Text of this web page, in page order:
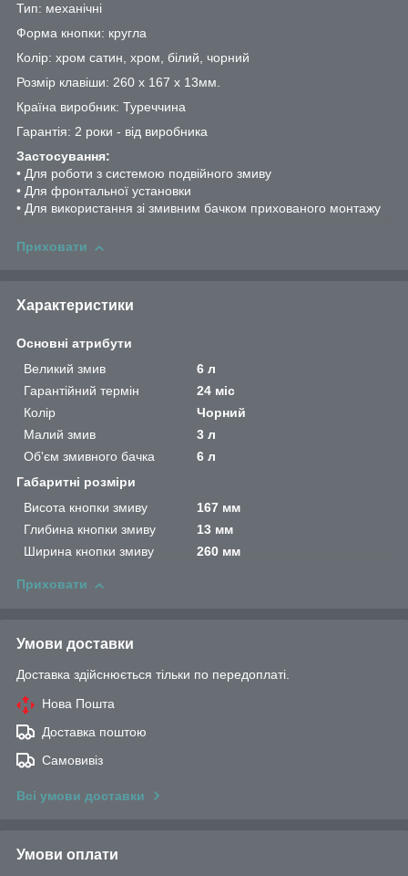
Тип: механічні
Форма кнопки: кругла
Колір: хром сатин, хром, білий, чорний
Розмір клавіши: 260 х 167 х 13мм.
Країна виробник: Туреччина
Гарантія: 2 роки - від виробника
Застосування:
• Для роботи з системою подвійного змиву
• Для фронтальної установки
• Для використання зі змивним бачком прихованого монтажу
Приховати
Характеристики
Основні атрибути
Великий змив
6 л
Гарантійний термін
24 міс
Колір
Чорний
Малий змив
3 л
Об'єм змивного бачка
6 л
Габаритні розміри
Висота кнопки змиву
167 мм
Глибина кнопки змиву
13 мм
Ширина кнопки змиву
260 мм
Приховати
Умови доставки
Доставка здійснюється тільки по передоплаті.
Нова Пошта
Доставка поштою
Самовивіз
Всі умови доставки
Умови оплати